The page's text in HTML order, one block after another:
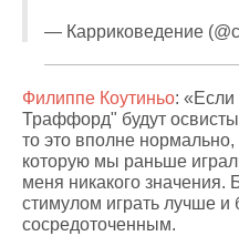
— Карриковедение
Филиппе Коутиньо:
Траффорд" будут
то это вполне
которую мы раньше
меня никакого значения.
стимулом играть лучше и
сосредоточенным.